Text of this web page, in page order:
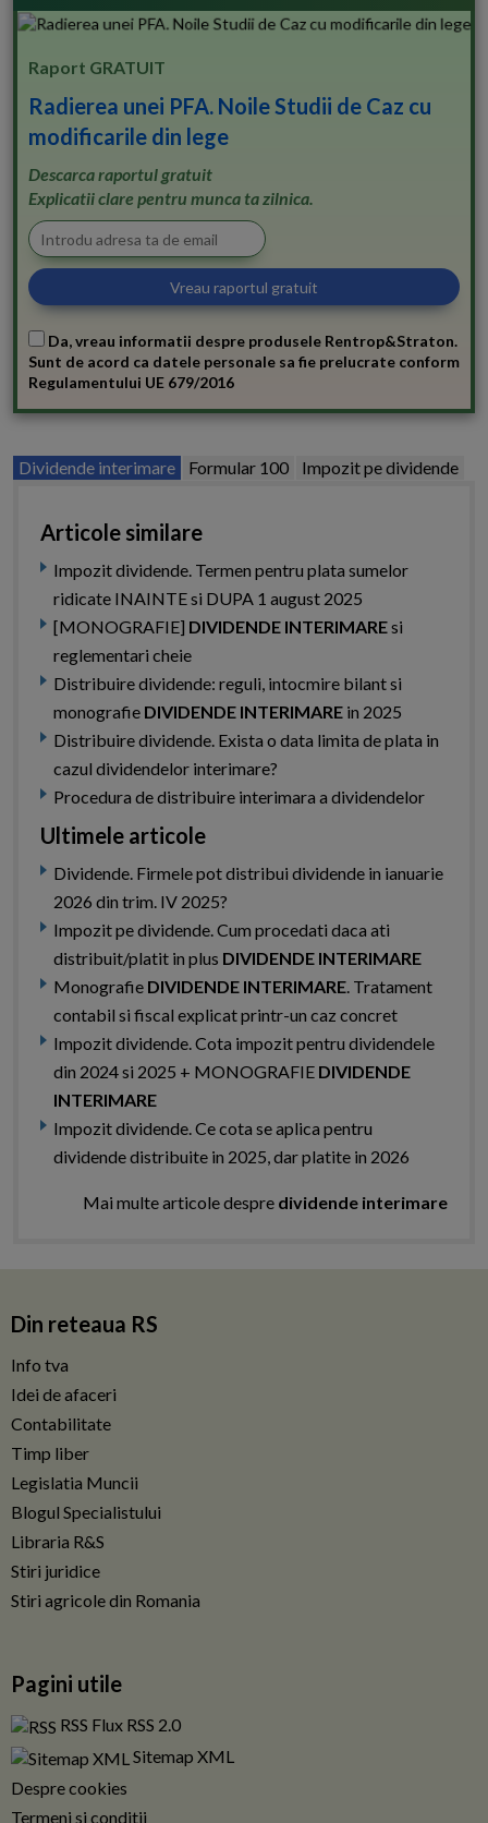
Raport GRATUIT
Radierea unei PFA. Noile Studii de Caz cu
modificarile din lege
Descarca raportul gratuit
Explicatii clare pentru munca ta zilnica.
Da, vreau informatii despre produsele Rentrop&Straton.
Sunt de acord ca datele personale sa fie prelucrate conform
Regulamentului UE 679/2016
Dividende interimare Formular 100 Impozit pe dividende
Articole similare
Impozit dividende. Termen pentru plata sumelor
ridicate INAINTE si DUPA 1 august 2025
[MONOGRAFIE] DIVIDENDE INTERIMAREsi
reglementari cheie
Distribuire dividende: reguli, intocmire bilant si
monografie DIVIDENDE INTERIMARE in 2025
Distribuire dividende. Exista o data limita de plata in
cazul dividendelor interimare?
Procedura de distribuire interimara a dividendelor
Ultimele articole
Dividende. Firmele pot distribui dividende in ianuarie
2026 din trim. IV 2025?
Impozit pe dividende. Cum procedati daca ati
distribuit/platit in plus DIVIDENDE INTERIMARE
Monografie DIVIDENDE INTERIMARE. Tratament
contabil si fiscal explicat printr-un caz concret
Impozit dividende. Cota impozit pentru dividendele
din 2024 si 2025 + MONOGRAFIE DIVIDENDE
INTERIMARE
Impozit dividende. Ce cota se aplica pentru
dividende distribuite in 2025, dar platite in 2026
Mai multe articole despre dividende interimare
Din reteaua RS
Info tva
Idei de afaceri
Contabilitate
Timp liber
Legislatia Muncii
Blogul Specialistului
Libraria R&S
Stiri juridice
Stiri agricole din Romania
Pagini utile
RSS Flux RSS 2.0
Sitemap XML
Despre cookies
Termeni si conditii